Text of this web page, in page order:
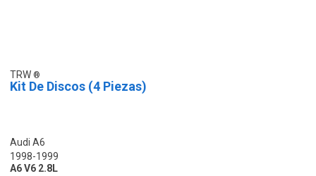
TRW
Kit De Discos (4 Piezas)
Audi A6
1998-1999
A6 V6 2.8L